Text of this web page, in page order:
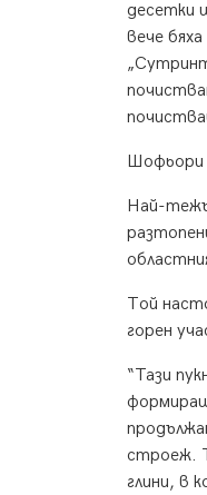
десетки
вече
Шофьори
Най-
Той
горен
“Тази
строеж.
глини, в